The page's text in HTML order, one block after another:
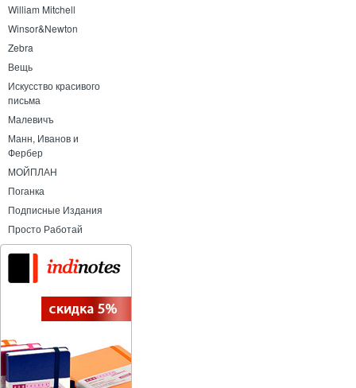
William Mitchell
Winsor&Newton
Zebra
Вещь
Искусство красивого
письма
Малевичъ
Манн, Иванов и
Фербер
МОЙПЛАН
Поганка
Подписные Издания
Просто Работай